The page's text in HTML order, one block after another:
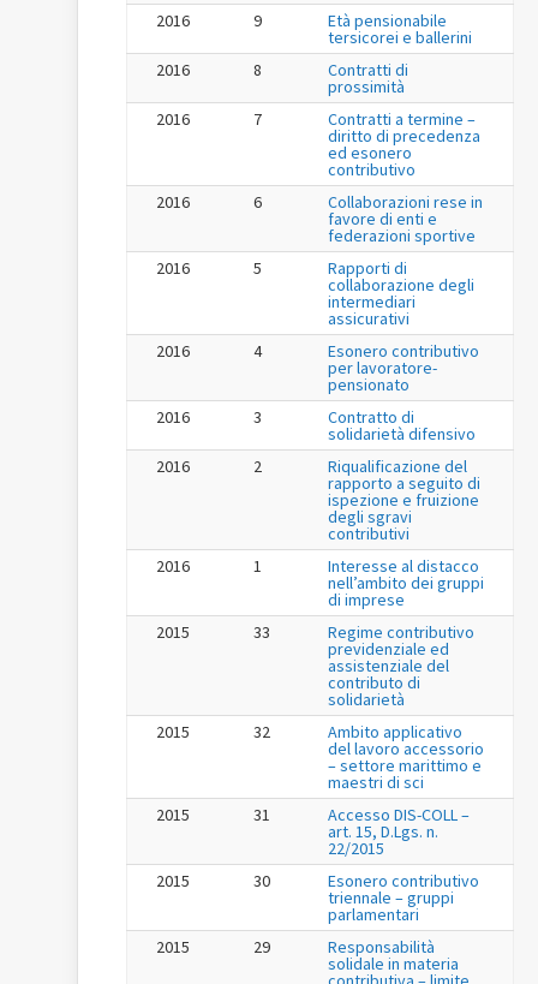
2016
9 Età pensionabile
tersicorei e ballerini
2016
8 Contratti di
prossimità
2016
7 Contratti a termine –
diritto di precedenza
ed esonero
contributivo
2016
6 Collaborazioni rese in
favore di enti e
federazioni sportive
2016
5 Rapporti di
collaborazione degli
intermediari
assicurativi
2016
4 Esonero contributivo
per lavoratore-
pensionato
2016
3 Contratto di
solidarietà difensivo
2016
2 Riqualificazione del
rapporto a seguito di
ispezione e fruizione
degli sgravi
contributivi
2016
1 Interesse al distacco
nell’ambito dei gruppi
di imprese
2015
33 Regime contributivo
previdenziale ed
assistenziale del
contributo di
solidarietà
2015
32 Ambito applicativo
del lavoro accessorio
– settore marittimo e
maestri di sci
2015
31 Accesso DIS-COLL –
art. 15, D.Lgs. n.
22/2015
2015
30 Esonero contributivo
triennale – gruppi
parlamentari
2015
29 Responsabilità
solidale in materia